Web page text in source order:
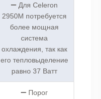
Для Celeron
2950M потребуется
более мощная
система
охлаждения, так как
его тепловыделение
равно 37 Ватт
Порог